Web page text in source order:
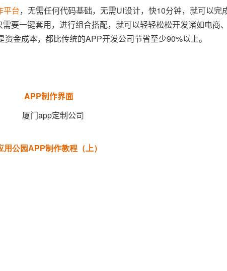
平台，无需任何代码基础，无需UI设计，快10分钟，就可以完
要一键套用，进行组合搭配，就可以轻轻松松开发诸如电商
金成本，都比传统的APP开发公司节省至少90%以上。
APP制作界面
用公园APP制作教程（上）